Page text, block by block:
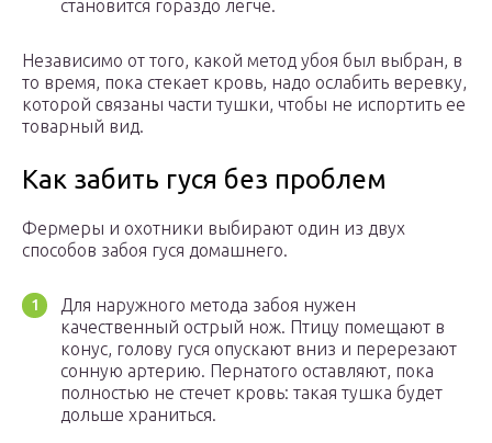
становится гораздо легче.
Независимо от того, какой метод убоя был выбран, в
то время, пока стекает кровь, надо ослабить веревку,
которой связаны части тушки, чтобы не испортить ее
товарный вид.
Как забить гуся без проблем
Фермеры и охотники выбирают один из двух
способов забоя гуся домашнего.
Для наружного метода забоя нужен
качественный острый нож. Птицу помещают в
конус, голову гуся опускают вниз и перерезают
сонную артерию. Пернатого оставляют, пока
полностью не стечет кровь: такая тушка будет
дольше храниться.